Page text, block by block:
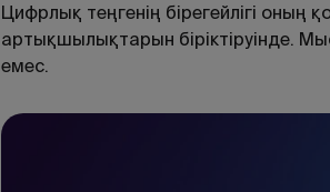
Цифрлық теңгенің бірегейлігі
артықшылықтарын біріктіруінде.
емес.